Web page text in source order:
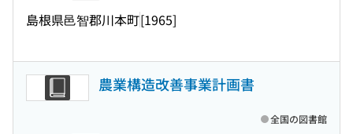
島根県邑智郡川本町[1965]
農業構造改善事業計画書
全国の図書館